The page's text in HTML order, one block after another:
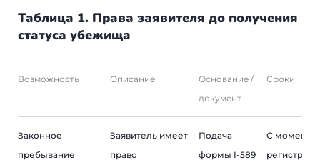
Таблица 1. Права заявителя до получения
статуса убежища
Возможность Описание
Основание /
документ
Сроки
Законное
пребывание
Заявитель имеет
право
Подача
формы I-589
С момента